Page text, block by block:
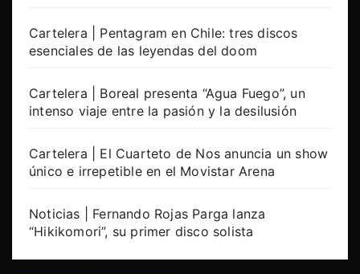
Cartelera | Pentagram en Chile: tres discos
esenciales de las leyendas del doom
Cartelera | Boreal presenta “Agua Fuego”, un
intenso viaje entre la pasión y la desilusión
Cartelera | El Cuarteto de Nos anuncia un show
único e irrepetible en el Movistar Arena
Noticias | Fernando Rojas Parga lanza
“Hikikomori”, su primer disco solista